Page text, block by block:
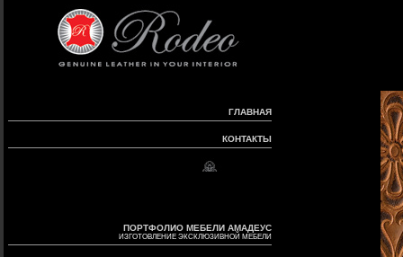
ГЛАВНАЯ
КОНТАКТЫ
ПОРТФОЛИО МЕБЕЛИ АМАДЕУС
ИЗГОТОВЛЕНИЕ ЭКСКЛЮЗИВНОЙ МЕБЕЛИ